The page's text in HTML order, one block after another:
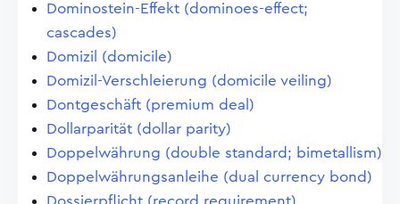
Dominostein-Effekt (dominoes-effect;
cascades)
Domizil (domicile)
Domizil-Verschleierung (domicile veiling)
Dontgeschäft (premium deal)
Dollarparität (dollar parity)
Doppelwährung (double standard; bimetallism)
Doppelwährungsanleihe (dual currency bond)
Dossierpflicht (record requirement)